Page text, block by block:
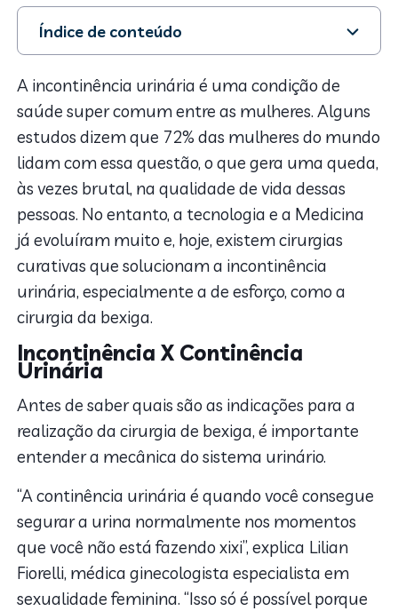
Índice de conteúdo
1. Incontinência X Continência Urinária
2. Sintomas da incontinência urinária
3. Como funciona a cirurgia na bexiga?
A incontinência urinária é uma condição de
saúde super comum entre as mulheres. Alguns
estudos dizem que 72% das mulheres do mundo
lidam com essa questão, o que gera uma queda,
às vezes brutal, na qualidade de vida dessas
pessoas. No entanto, a tecnologia e a Medicina
já evoluíram muito e, hoje, existem cirurgias
curativas que solucionam a incontinência
urinária, especialmente a de esforço, como a
cirurgia da bexiga.
Incontinência X Continência
Urinária
Antes de saber quais são as indicações para a
realização da cirurgia de bexiga, é importante
entender a mecânica do sistema urinário.
“A continência urinária é quando você consegue
segurar a urina normalmente nos momentos
que você não está fazendo xixi”, explica Lilian
Fiorelli, médica ginecologista especialista em
sexualidade feminina. “Isso só é possível porque